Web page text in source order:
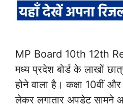
MP Board 10th 12th
मध्य प्रदेश बोर्ड के लाखों
होने वाला है। कक्षा 10वीं
लेकर लगातार अपडेट